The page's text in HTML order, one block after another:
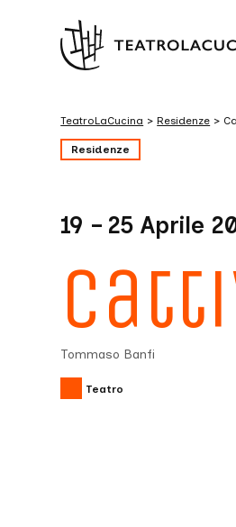
TeatroLaCucina > Residenze >
Residenze
19 – 25 Aprile
Tommaso Banfi
Teatro